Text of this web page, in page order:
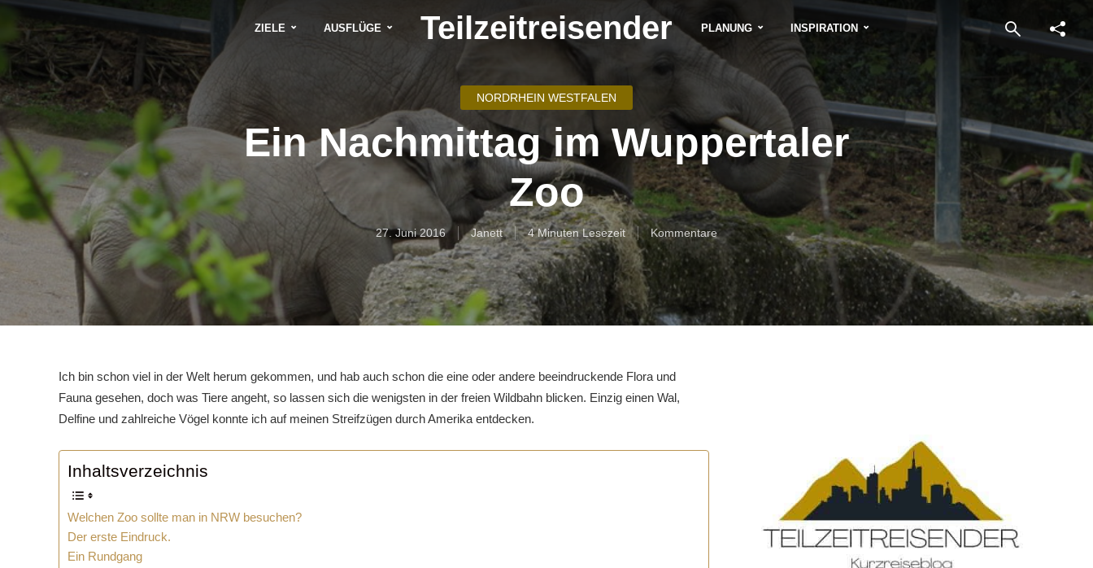
ZIELE AUSFLÜGE Teilzeitreisender PLANUNG INSPIRATION
NORDRHEIN WESTFALEN
Ein Nachmittag im Wuppertaler
Zoo
27. Juni 2016 Janett 4 Minuten Lesezeit Kommentare
Ich bin schon viel in der Welt herum gekommen, und hab auch schon die eine oder andere beeindruckende Flora und
Fauna gesehen, doch was Tiere angeht, so lassen sich die wenigsten in der freien Wildbahn blicken. Einzig einen Wal,
Delfine und zahlreiche Vögel konnte ich auf meinen Streifzügen durch Amerika entdecken.
Inhaltsverzeichnis
Welchen Zoo sollte man in NRW besuchen?
Der erste Eindruck.
Ein Rundgang